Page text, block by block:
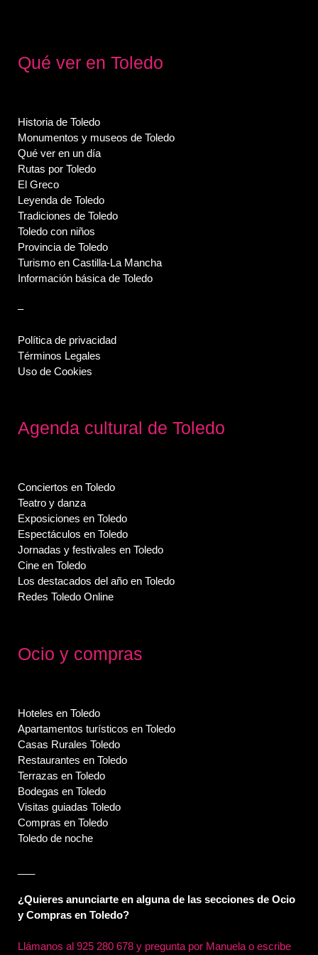
Qué ver en Toledo
Historia de Toledo
Monumentos y museos de Toledo
Qué ver en un día
Rutas por Toledo
El Greco
Leyenda de Toledo
Tradiciones de Toledo
Toledo con niños
Provincia de Toledo
Turismo en Castilla-La Mancha
Información básica de Toledo
–
Política de privacidad
Términos Legales
Uso de Cookies
Agenda cultural de Toledo
Conciertos en Toledo
Teatro y danza
Exposiciones en Toledo
Espectáculos en Toledo
Jornadas y festivales en Toledo
Cine en Toledo
Los destacados del año en Toledo
Redes Toledo Online
Ocio y compras
Hoteles en Toledo
Apartamentos turísticos en Toledo
Casas Rurales Toledo
Restaurantes en Toledo
Terrazas en Toledo
Bodegas en Toledo
Visitas guiadas Toledo
Compras en Toledo
Toledo de noche
¿Quieres anunciarte en alguna de las secciones de Ocio
y Compras en Toledo?
Llámanos al925 280 678 y pregunta por Manuela o escribe